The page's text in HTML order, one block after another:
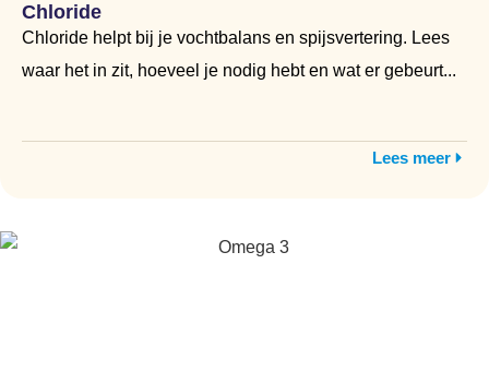
Chloride
Chloride helpt bij je vochtbalans en spijsvertering. Lees
waar het in zit, hoeveel je nodig hebt en wat er gebeurt...
Lees meer